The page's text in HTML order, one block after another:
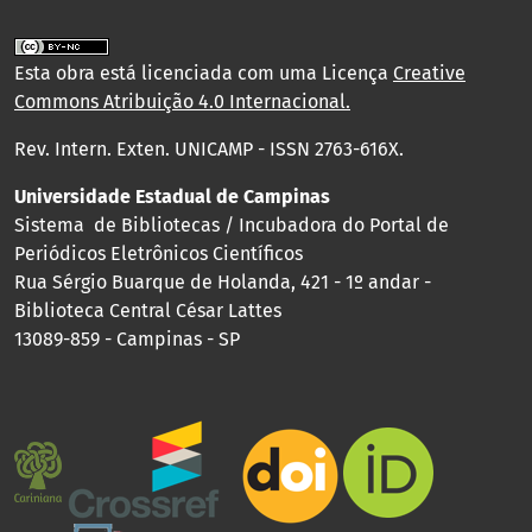
Esta obra está licenciada com uma Licença Creative
Commons Atribuição 4.0 Internacional.
Rev. Intern. Exten. UNICAMP - ISSN 2763-616X.
Universidade Estadual de Campinas
Sistema de Bibliotecas / Incubadora do Portal de
Periódicos Eletrônicos Científicos
Rua Sérgio Buarque de Holanda, 421 - 1º andar -
Biblioteca Central César Lattes
13089-859 - Campinas - SP